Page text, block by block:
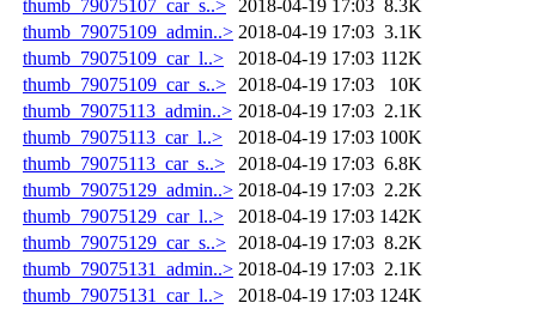
thumb_79075107_car_s..>
2018-04-19 17:03 8.3K
thumb_79075109_admin..> 2018-04-19 17:03 3.1K
thumb_79075109_car_l..>
2018-04-19 17:03 112K
thumb_79075109_car_s..>
2018-04-19 17:03
10K
thumb_79075113_admin..> 2018-04-19 17:03 2.1K
thumb_79075113_car_l..>
2018-04-19 17:03 100K
thumb_79075113_car_s..>
2018-04-19 17:03 6.8K
thumb_79075129_admin..> 2018-04-19 17:03 2.2K
thumb_79075129_car_l..>
2018-04-19 17:03 142K
thumb_79075129_car_s..>
2018-04-19 17:03 8.2K
thumb_79075131_admin..> 2018-04-19 17:03 2.1K
thumb_79075131_car_l..>
2018-04-19 17:03 124K